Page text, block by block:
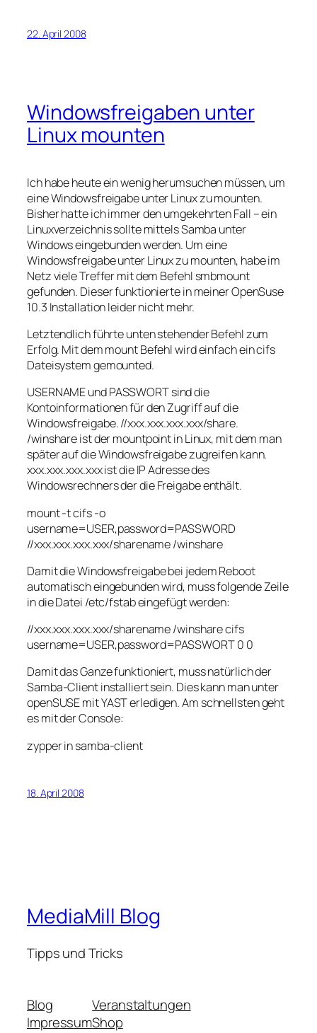
22. April 2008
Windowsfreigaben unter
Linux mounten
Ich habe heute ein wenig herumsuchen müssen, um
eine Windowsfreigabe unter Linux zu mounten.
Bisher hatte ich immer den umgekehrten Fall – ein
Linuxverzeichnis sollte mittels Samba unter
Windows eingebunden werden. Um eine
Windowsfreigabe unter Linux zu mounten, habe im
Netz viele Treffer mit dem Befehl smbmount
gefunden. Dieser funktionierte in meiner OpenSuse
10.3 Installation leider nicht mehr.
Letztendlich führte unten stehender Befehl zum
Erfolg. Mit dem mount Befehl wird einfach ein cifs
Dateisystem gemounted.
USERNAME und PASSWORT sind die
Kontoinformationen für den Zugriff auf die
Windowsfreigabe. //xxx.xxx.xxx.xxx/share.
/winshare ist der mountpoint in Linux, mit dem man
später auf die Windowsfreigabe zugreifen kann.
xxx.xxx.xxx.xxx ist die IP Adresse des
Windowsrechners der die Freigabe enthält.
mount -t cifs -o
username=USER,password=PASSWORD
//xxx.xxx.xxx.xxx/sharename /winshare
Damit die Windowsfreigabe bei jedem Reboot
automatisch eingebunden wird, muss folgende Zeile
in die Datei /etc/fstab eingefügt werden:
//xxx.xxx.xxx.xxx/sharename /winshare cifs
username=USER,password=PASSWORT 0 0
Damit das Ganze funktioniert, muss natürlich der
Samba-Client installiert sein. Dies kann man unter
openSUSE mit YAST erledigen. Am schnellsten geht
es mit der Console:
zypper in samba-client
18. April 2008
MediaMill Blog
Tipps und Tricks
Blog
Impressum
Veranstaltungen
Shop